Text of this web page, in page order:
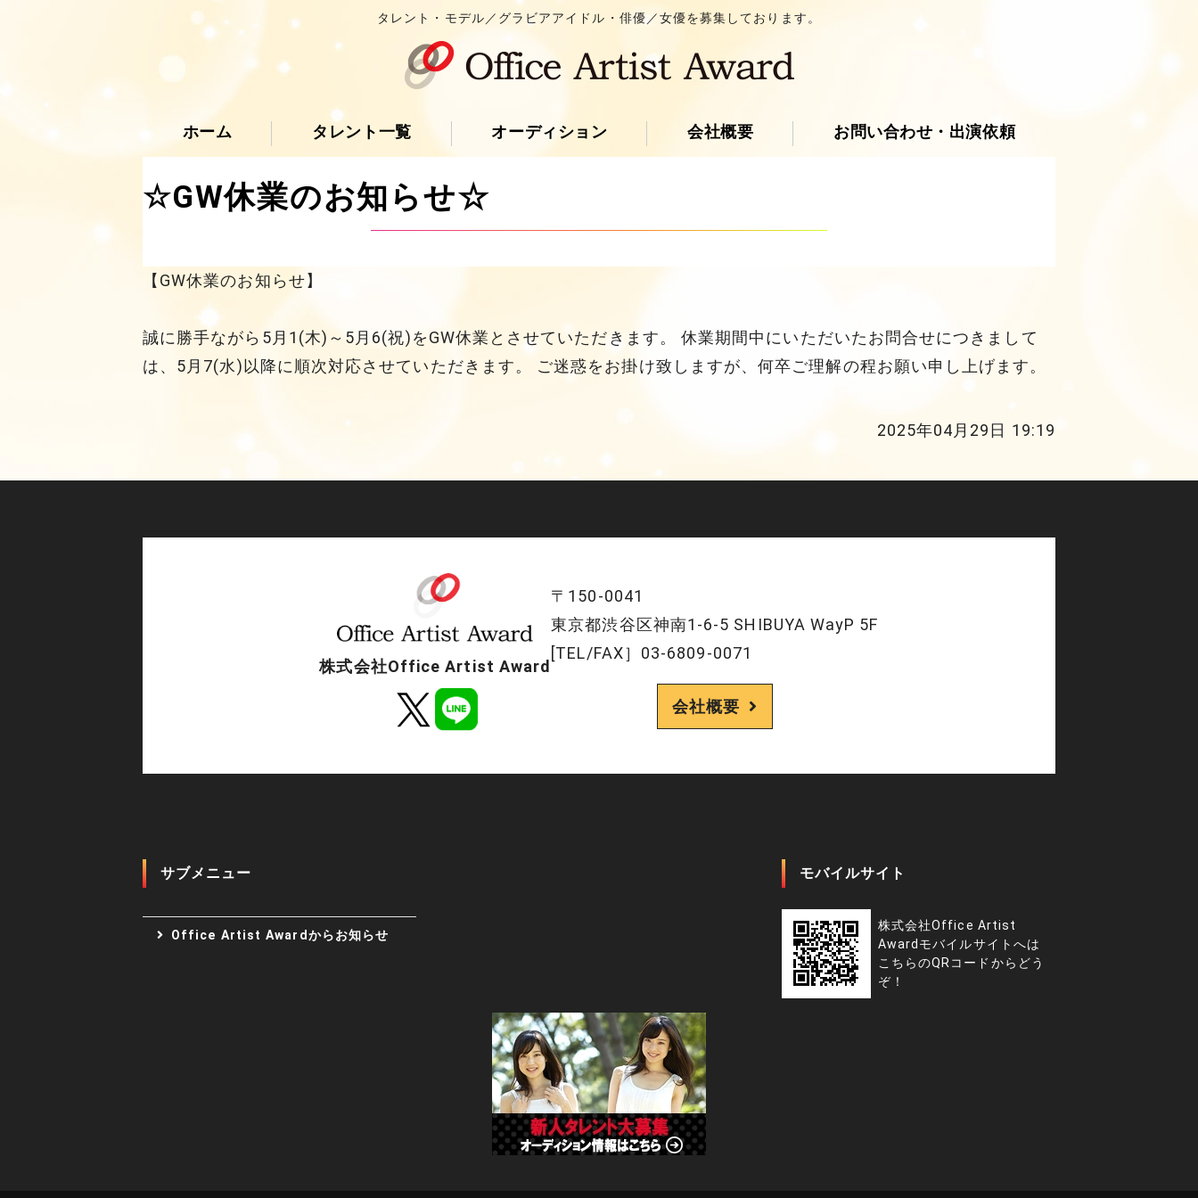
タレント・モデル／グラビアアイドル・俳優／女優を募集しております。
ホーム タレント一覧 オーディション 会社概要 お問い合わせ・出演依頼
☆GW休業のお知らせ☆
【GW休業のお知らせ】
誠に勝手ながら5月1(木)～5月6(祝)をGW休業とさせていただきます。 休業期間中にいただいたお問合せにつきまして
は、5月7(水)以降に順次対応させていただきます。 ご迷惑をお掛け致しますが、何卒ご理解の程お願い申し上げます。
2025年04月29日 19:19
株式会社Office Artist Award
〒150-0041
東京都渋谷区神南1-6-5 SHIBUYA WayP 5F
[TEL/FAX］03-6809-0071
会社概要
サブメニュー
Office Artist Awardからお知らせ
モバイルサイト
株式会社Office Artist
Awardモバイルサイトへは
こちらのQRコードからどう
ぞ！